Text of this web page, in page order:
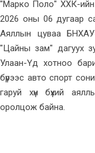
"Марко Поло" ХХК-ийн
2026 оны 06 дугаар
Аяллын цуваа
"Цайны зам" дагуух
Улаан-Үд хотноо
бүрээс авто спорт
гаруй хүн бүхий
оролцож байна.